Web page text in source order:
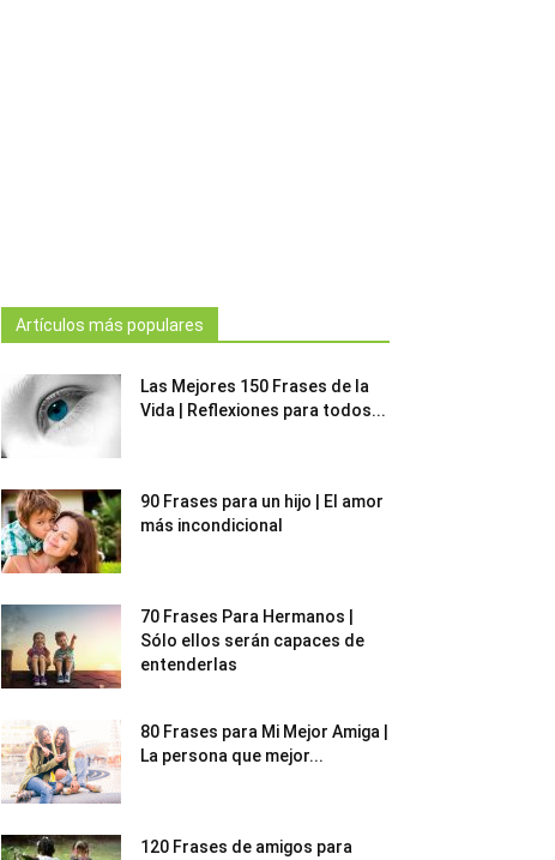
Artículos más populares
Las Mejores 150 Frases de la
Vida | Reflexiones para todos...
90 Frases para un hijo | El amor
más incondicional
70 Frases Para Hermanos |
Sólo ellos serán capaces de
entenderlas
80 Frases para Mi Mejor Amiga |
La persona que mejor...
120 Frases de amigos para